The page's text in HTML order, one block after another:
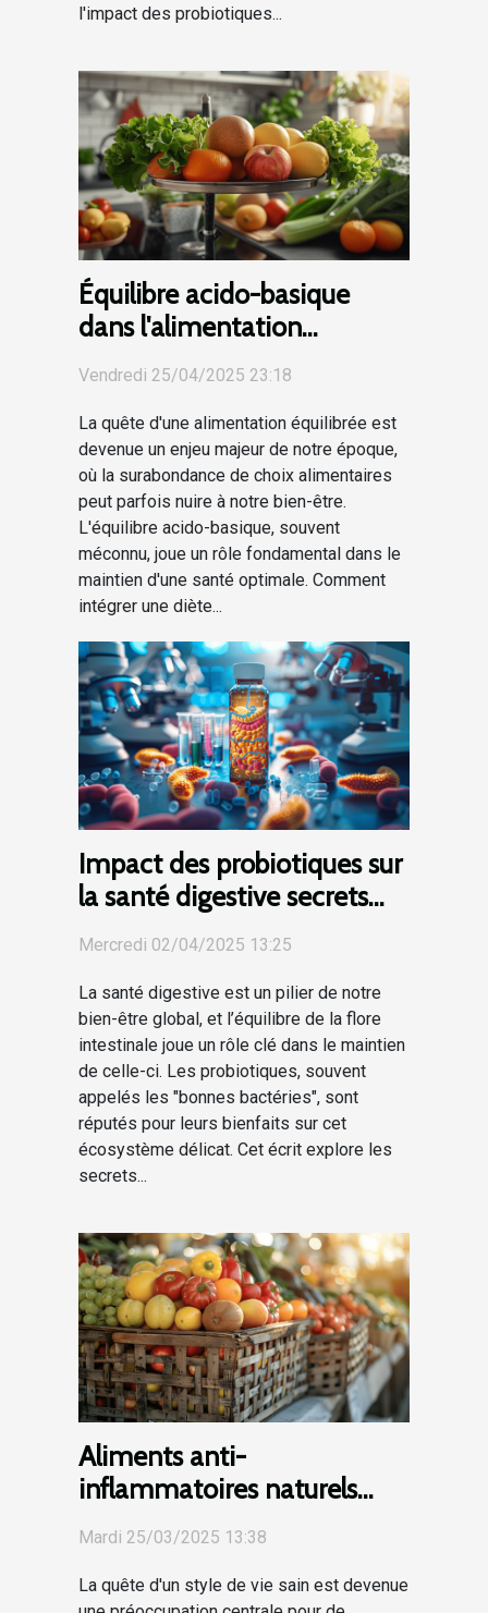
l'impact des probiotiques...
Équilibre acido-basique
dans l'alimentation
harmonieuse
Vendredi 25/04/2025 23:18
La quête d'une alimentation équilibrée est
devenue un enjeu majeur de notre époque,
où la surabondance de choix alimentaires
peut parfois nuire à notre bien-être.
L'équilibre acido-basique, souvent
méconnu, joue un rôle fondamental dans le
maintien d'une santé optimale. Comment
intégrer une diète...
Impact des probiotiques sur
la santé digestive secrets
d’une flore intestinale
équilibrée
Mercredi 02/04/2025 13:25
La santé digestive est un pilier de notre
bien-être global, et l’équilibre de la flore
intestinale joue un rôle clé dans le maintien
de celle-ci. Les probiotiques, souvent
appelés les "bonnes bactéries", sont
réputés pour leurs bienfaits sur cet
écosystème délicat. Cet écrit explore les
secrets...
Aliments anti-
inflammatoires naturels
pour un bien-être quotidien
Mardi 25/03/2025 13:38
La quête d'un style de vie sain est devenue